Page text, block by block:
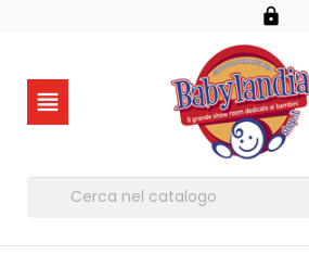

